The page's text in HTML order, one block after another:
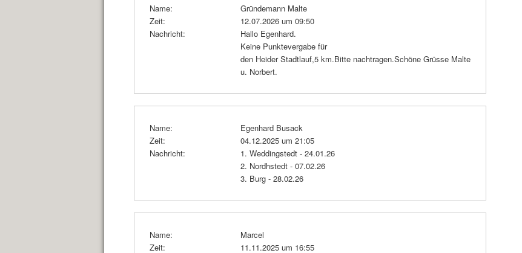
Name:
Gründemann Malte
Zeit:
12.07.2026 um 09:50
Nachricht:
Hallo Egenhard.
Keine Punktevergabe für
den Heider Stadtlauf,5 km.Bitte nachtragen.Schöne Grüsse Malte
u. Norbert.
Name:
Egenhard Busack
Zeit:
04.12.2025 um 21:05
Nachricht:
1. Weddingstedt - 24.01.26
2. Nordhstedt - 07.02.26
3. Burg - 28.02.26
Name:
Marcel
Zeit:
11.11.2025 um 16:55